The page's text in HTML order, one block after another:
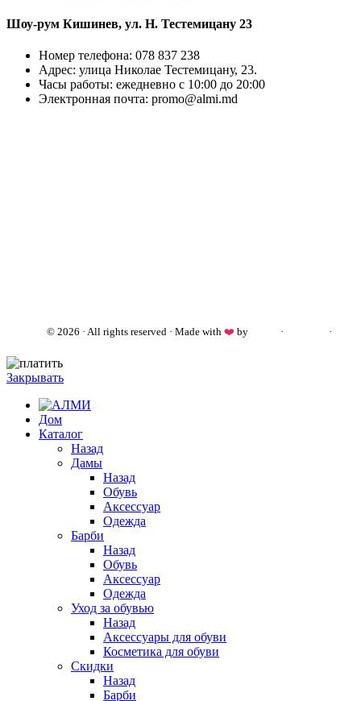
Шоу-рум Кишинев, ул. Н. Тестемицану 23
Номер телефона: 078 837 238
Адрес: улица Николае Тестемицану, 23.
Часы работы: ежедневно с 10:00 до 20:00
Электронная почта: promo@almi.md
© 2026 · All rights reserved · Made with ❤️ by ·
·
Закрывать
Дом
Каталог
Назад
Дамы
Назад
Обувь
Аксессуар
Одежда
Барби
Назад
Обувь
Аксессуар
Одежда
Уход за обувью
Назад
Аксессуары для обуви
Косметика для обуви
Скидки
Назад
Барби